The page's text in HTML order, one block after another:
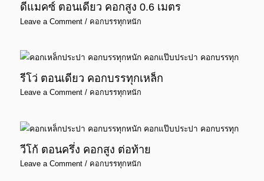
ดีแมคซ์ ตอนเดียว คอกสูง 0.6 เมตร
Leave a Comment / คอกบรรทุกหนัก
รีโว่ ตอนเดียว คอกบรรทุกเหล็ก
Leave a Comment / คอกบรรทุกหนัก
วีโก้ ตอนครึ่ง คอกสูง ต่อท้าย
Leave a Comment / คอกบรรทุกหนัก